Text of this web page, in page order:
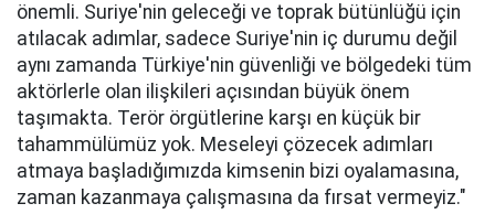
önemli. Suriye'nin geleceği ve toprak bütünlüğü için
atılacak adımlar, sadece Suriye'nin iç durumu değil
aynı zamanda Türkiye'nin güvenliği ve bölgedeki tüm
aktörlerle olan ilişkileri açısından büyük önem
taşımakta. Terör örgütlerine karşı en küçük bir
tahammülümüz yok. Meseleyi çözecek adımları
atmaya başladığımızda kimsenin bizi oyalamasına,
zaman kazanmaya çalışmasına da fırsat vermeyiz."